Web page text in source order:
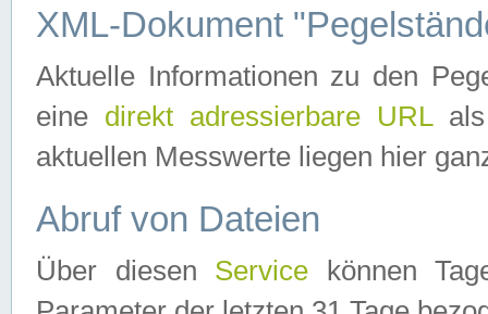
XML-Dokument
Aktuelle Informationen zu den
eine direkt adressierbare URLals
aktuellen Messwerte liegen hier
Abruf von Dateien
Über diesen Service können